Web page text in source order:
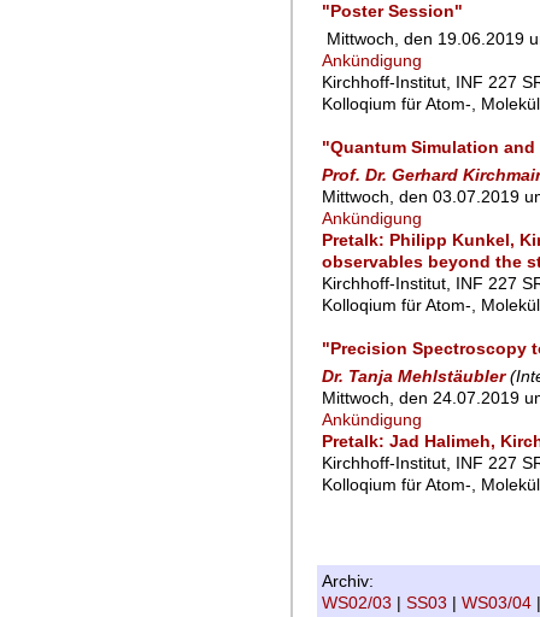
"Poster Session"
Mittwoch, den 19.06.2019
Ankündigung
Kirchhoff-Institut, INF 227
Kolloqium für Atom-,
"Quantum Simulation
Prof. Dr. Gerhard Kirchmair
Mittwoch, den 03.07.2019
Ankündigung
Pretalk: Philipp Kunkel,
observables beyond the
Kirchhoff-Institut, INF 227
Kolloqium für Atom-,
"Precision Spectroscopy
Dr. Tanja Mehlstäubler
Mittwoch, den 24.07.2019
Ankündigung
Pretalk: Jad Halimeh,
Kirchhoff-Institut, INF 227
Kolloqium für Atom-,
Archiv:
WS02/03 | SS03 | WS03/04